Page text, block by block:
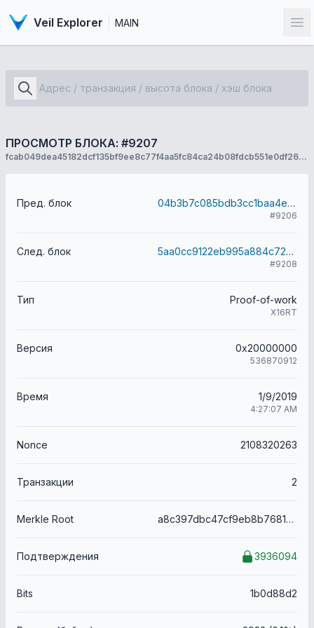
Veil Explorer MAIN
ПРОСМОТР БЛОКА: #9207
fcab049dea45182dcf135bf9ee8c77f4aa5fc84ca24b08fdcb551e0df2676ced
Пред. блок 04b3b7c085bdb3cc1baa4ea2514387f4565bf19b5d193ac9fea3e0c524befb03
#9206
След. блок 5aa0cc9122eb995a884c7298c9192ce6590531be9bbbfcb62f1ae7afbb4c00f6
#9208
Тип Proof-of-work
X16RT
Версия 0x20000000
536870912
Время 1/9/2019
4:27:07 AM
Nonce 2108320263
Транзакции 2
Merkle Root a8c397dbc47cf9eb8b768102b652802f33a8eea20e91ec1936a7bb4520d340da
Подтверждения 3936094
Bits 1b0d88d2